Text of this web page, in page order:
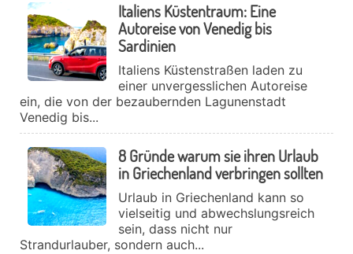
Italiens Küstentraum: Eine
Autoreise von Venedig bis
Sardinien
Italiens Küstenstraßen laden zu
einer unvergesslichen Autoreise
ein, die von der bezaubernden Lagunenstadt
Venedig bis...
8 Gründe warum sie ihren Urlaub
in Griechenland verbringen sollten
Urlaub in Griechenland kann so
vielseitig und abwechslungsreich
sein, dass nicht nur
Strandurlauber, sondern auch...